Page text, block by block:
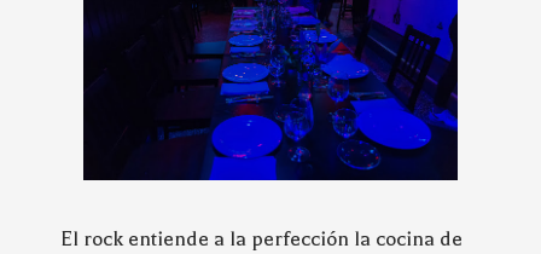
El rock entiende a la perfección la cocina de